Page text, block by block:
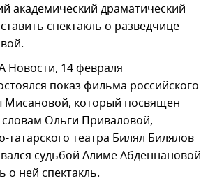
академический драматический
спектакль о разведчице
Новости, 14 февраля
показ фильма российского
Мисановой, который посвящен
Ольги Приваловой,
татарского театра Билял Билялов
судьбой Алиме Абденнановой
о ней спектакль.